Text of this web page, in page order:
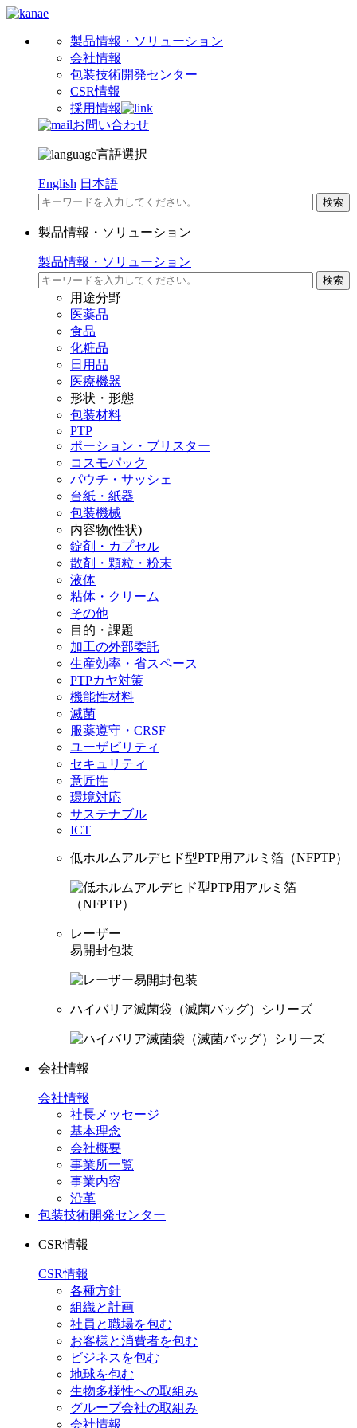
製品情報・ソリューション
会社情報
包装技術開発センター
CSR情報
採用情報
お問い合わせ
言語選択
English 日本語
製品情報・ソリューション
製品情報・ソリューション
用途分野
医薬品
食品
化粧品
日用品
医療機器
形状・形態
包装材料
PTP
ポーション・ブリスター
コスモパック
パウチ・サッシェ
台紙・紙器
包装機械
内容物(性状)
錠剤・カプセル
散剤・顆粒・粉末
液体
粘体・クリーム
その他
目的・課題
加工の外部委託
生産効率・省スペース
PTPカヤ対策
機能性材料
滅菌
服薬遵守・CRSF
ユーザビリティ
セキュリティ
意匠性
環境対応
サステナブル
ICT
低ホルムアルデヒド型PTP用アルミ箔（NFPTP）
レーザー
易開封包装
ハイバリア滅菌袋（滅菌バッグ）シリーズ
会社情報
会社情報
社長メッセージ
基本理念
会社概要
事業所一覧
事業内容
沿革
包装技術開発センター
CSR情報
CSR情報
各種方針
組織と計画
社員と職場を包む
お客様と消費者を包む
ビジネスを包む
地球を包む
生物多様性への取組み
グループ会社の取組み
会社情報